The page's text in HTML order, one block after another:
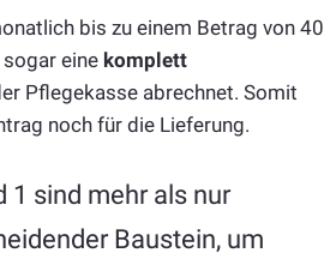
bis zu einem Betrag von 40
eine komplett
Pflegekasse abrechnet. Somit
noch für die Lieferung.
sind mehr als nur
Baustein, um